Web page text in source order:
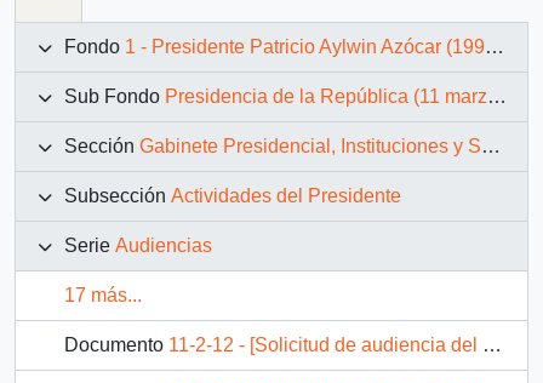
Fondo 1 - Presidente Patricio Aylwin Azócar (1990-1994)
Sub Fondo Presidencia de la República (11 marzo 1990 – 11 marzo 1994)
Sección Gabinete Presidencial, Instituciones y Servicios
Subsección Actividades del Presidente
Serie Audiencias
17 más...
Documento 11-2-12 - [Solicitud de audiencia del Embajador de Austría para delegación proveniente de ese país]